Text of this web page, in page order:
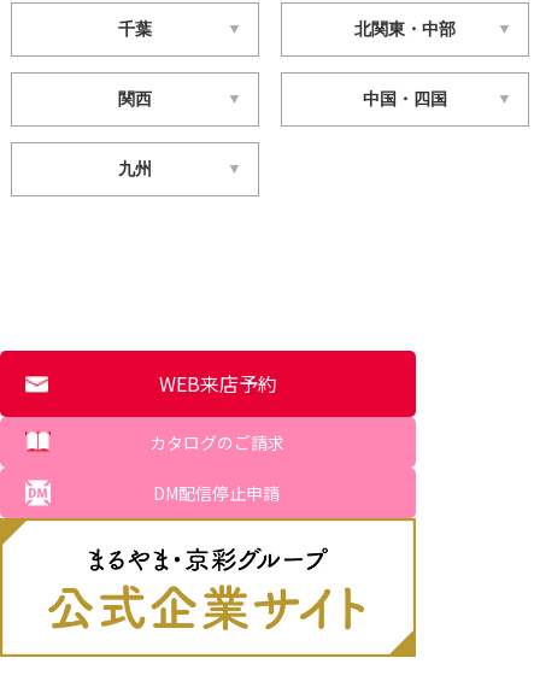
千葉 北関東・中部
関西 中国・四国
九州
WEB来店予約
カタログのご請求
DM配信停止申請